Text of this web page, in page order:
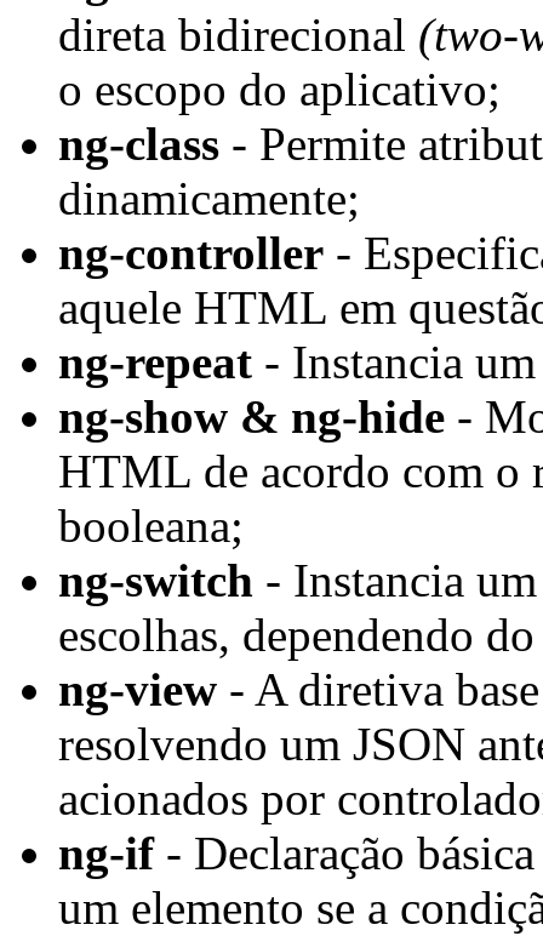
direta bidirecional (two-
o escopo do aplicativo;
ng-class - Permite
dinamicamente;
ng-controller -
aquele HTML em
ng-repeat - Instancia
ng-show & ng-hide -
HTML de acordo com o
booleana;
ng-switch - Instancia
escolhas, dependendo
ng-view - A diretiva
resolvendo um JSON
acionados por
ng-if- Declaração
um elemento se a